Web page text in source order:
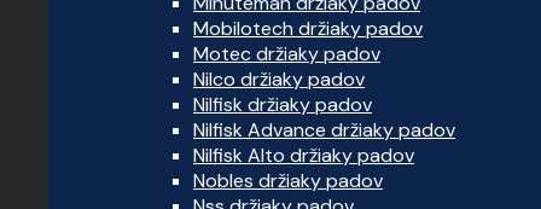
Mobilotech držiaky padov
Motec držiaky padov
Nilco držiaky padov
Nilfisk držiaky padov
Nilfisk Advance držiaky padov
Nilfisk Alto držiaky padov
Nobles držiaky padov